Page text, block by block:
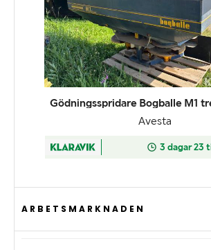
ARBETSMARKNADEN